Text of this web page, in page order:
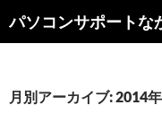
パソコンサポート
索
ン
月別アーカイブ: 2014